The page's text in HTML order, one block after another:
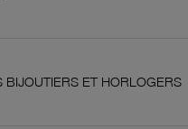
ET HORLOGERS